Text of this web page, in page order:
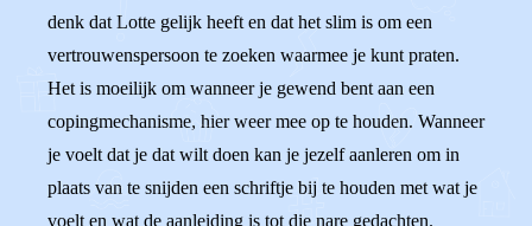
denk dat Lotte gelijk heeft en dat het slim is om een
vertrouwenspersoon te zoeken waarmee je kunt praten.
Het is moeilijk om wanneer je gewend bent aan een
copingmechanisme, hier weer mee op te houden. Wanneer
je voelt dat je dat wilt doen kan je jezelf aanleren om in
plaats van te snijden een schriftje bij te houden met wat je
voelt en wat de aanleiding is tot die nare gedachten.